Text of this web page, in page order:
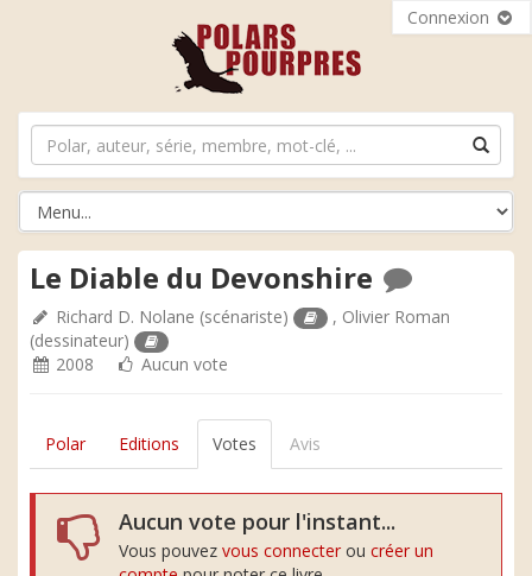
Connexion
Le Diable du Devonshire
Richard D. Nolane (scénariste) , Olivier Roman
(dessinateur)
2008
Aucun vote
Polar Editions Votes Avis
Aucun vote pour l'instant...
Vous pouvez vous connecter ou créer un